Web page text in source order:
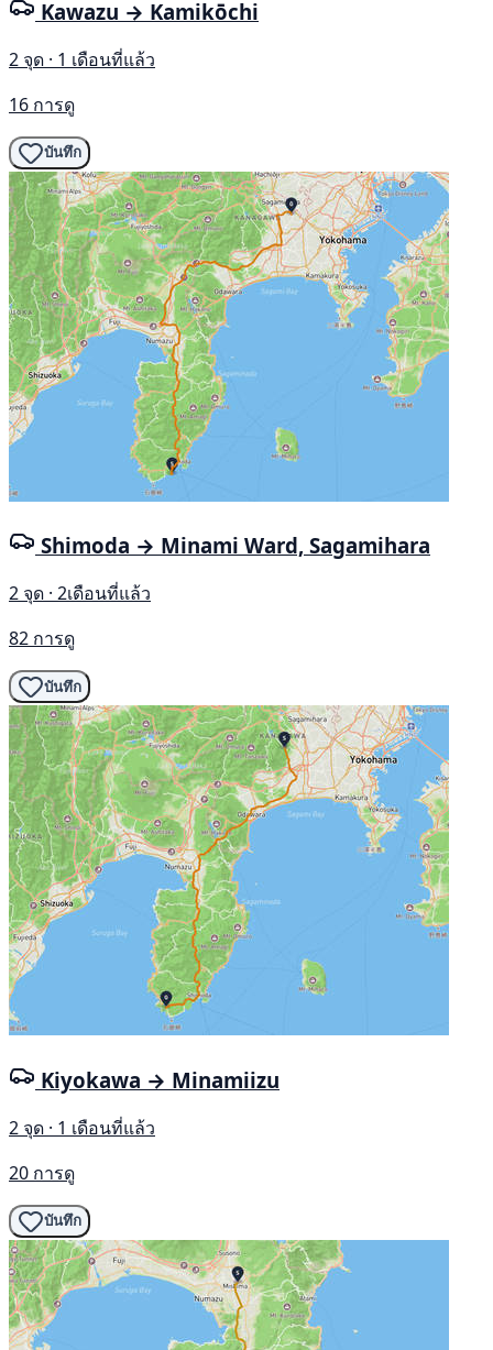
Kawazu → Kamikōchi
2 จุด · 1 เดือนที่แล้ว
16 การดู
บันทึก
Shimoda → Minami Ward, Sagamihara
2 จุด · 2เดือนที่แล้ว
82 การดู
บันทึก
Kiyokawa → Minamiizu
2 จุด · 1 เดือนที่แล้ว
20 การดู
บันทึก